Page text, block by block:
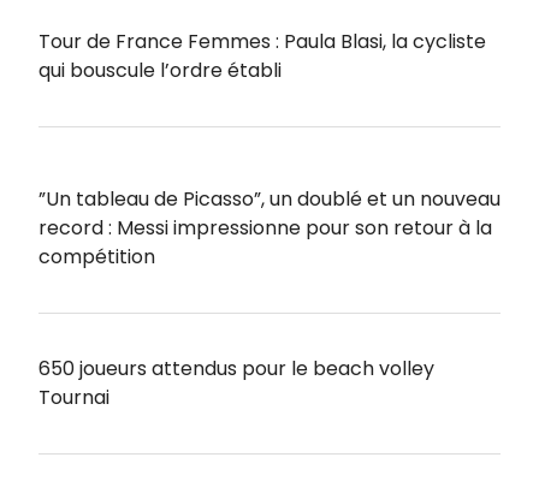
Tour de France Femmes : Paula Blasi, la cycliste
qui bouscule l’ordre établi
”Un tableau de Picasso”, un doublé et un nouveau
record : Messi impressionne pour son retour à la
compétition
650 joueurs attendus pour le beach volley
Tournai